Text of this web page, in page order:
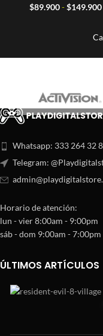
$89.900-$149.900
Whatsapp: 333 264 32
Telegram:
Horario de atención:
lun - vier 8:00am - 9:00pm
sáb - dom 9:00am - 7:00pm
ÚLTIMOS ARTÍCULOS